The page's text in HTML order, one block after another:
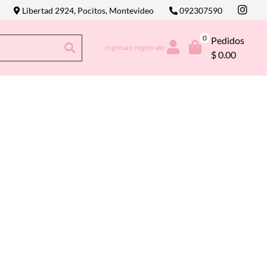
Libertad 2924, Pocitos, Montevideo 092307590
Ingresá o registrate
0 Pedidos
$ 0.00